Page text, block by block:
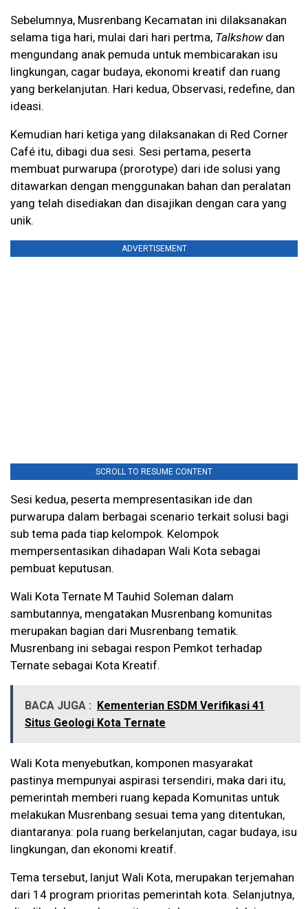
Sebelumnya, Musrenbang Kecamatan ini dilaksanakan
selama tiga hari, mulai dari hari pertma, Talkshowdan
mengundang anak pemuda untuk membicarakan isu
lingkungan, cagar budaya, ekonomi kreatif dan ruang
yang berkelanjutan. Hari kedua, Observasi, redefine, dan
ideasi.
Kemudian hari ketiga yang dilaksanakan di Red Corner
Café itu, dibagi dua sesi. Sesi pertama, peserta
membuat purwarupa (prorotype) dari ide solusi yang
ditawarkan dengan menggunakan bahan dan peralatan
yang telah disediakan dan disajikan dengan cara yang
unik.
ADVERTISEMENT
SCROLL TO RESUME CONTENT
Sesi kedua, peserta mempresentasikan ide dan
purwarupa dalam berbagai scenario terkait solusi bagi
sub tema pada tiap kelompok. Kelompok
mempersentasikan dihadapan Wali Kota sebagai
pembuat keputusan.
Wali Kota Ternate M Tauhid Soleman dalam
sambutannya, mengatakan Musrenbang komunitas
merupakan bagian dari Musrenbang tematik.
Musrenbang ini sebagai respon Pemkot terhadap
Ternate sebagai Kota Kreatif.
BACA JUGA :
Kementerian ESDM Verifikasi 41
Situs Geologi Kota Ternate
Wali Kota menyebutkan, komponen masyarakat
pastinya mempunyai aspirasi tersendiri, maka dari itu,
pemerintah memberi ruang kepada Komunitas untuk
melakukan Musrenbang sesuai tema yang ditentukan,
diantaranya: pola ruang berkelanjutan, cagar budaya, isu
lingkungan, dan ekonomi kreatif.
Tema tersebut, lanjut Wali Kota, merupakan terjemahan
dari 14 program prioritas pemerintah kota. Selanjutnya,